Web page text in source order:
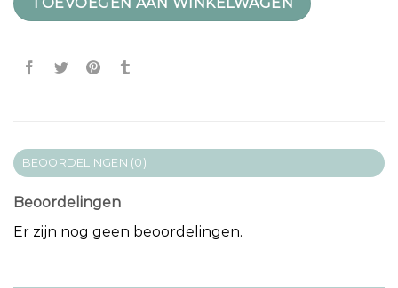
BEOORDELINGEN (0)
Beoordelingen
Er zijn nog geen beoordelingen.